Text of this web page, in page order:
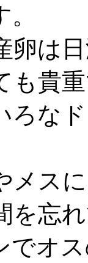
卵は
も貴
ろな
メス
を忘
でオ